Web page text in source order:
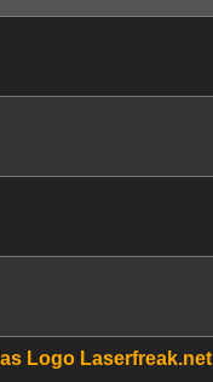
Logo Laserfreak.net